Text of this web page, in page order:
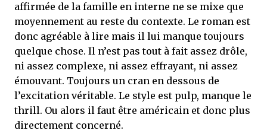
affirmée de la famille en interne ne se mixe que
moyennement au reste du contexte. Le roman est
donc agréable à lire mais il lui manque toujours
quelque chose. Il n’est pas tout à fait assez drôle,
ni assez complexe, ni assez effrayant, ni assez
émouvant. Toujours un cran en dessous de
l’excitation véritable. Le style est pulp, manque le
thrill. Ou alors il faut être américain et donc plus
directement concerné.